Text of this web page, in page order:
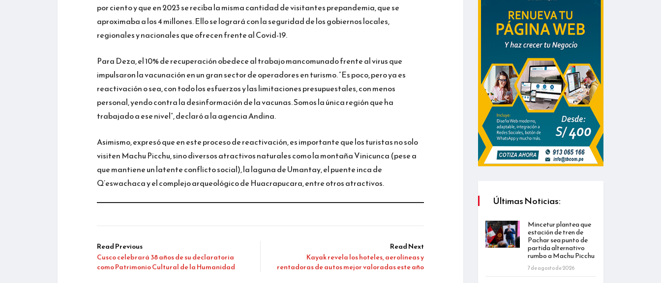
por ciento y que en 2023 se reciba la misma cantidad de visitantes prepandemia, que se
aproximaba a los 4 millones. Ello se logrará con la seguridad de los gobiernos locales,
regionales y nacionales que ofrecen frente al Covid-19.
Para Deza, el 10% de recuperación obedece al trabajo mancomunado frente al virus que
impulsaron la vacunación en un gran sector de operadores en turismo. “Es poco, pero ya es
reactivación o sea, con todo los esfuerzos y las limitaciones presupuestales, con menos
personal, yendo contra la desinformación de la vacunas. Somos la única región que ha
trabajado a ese nivel”, declaró a la agencia Andina.
Asimismo, expresó que en este proceso de reactivación, es importante que los turistas no solo
visiten Machu Picchu, sino diversos atractivos naturales como la montaña Vinicunca (pese a
que mantiene un latente conflicto social), la laguna de Umantay, el puente inca de
Q’eswachaca y el complejo arqueológico de Huacrapucara, entre otros atractivos.
Read Previous
Cusco celebrará 38 años de su declaratoria
como Patrimonio Cultural de la Humanidad
Read Next
Kayak revela los hoteles, aerolíneas y
rentadoras de autos mejor valoradas este año
Últimas Noticias:
Mincetur plantea que
estación de tren de
Pachar sea punto de
partida alternativo
rumbo a Machu Picchu
7 de agosto de 2026